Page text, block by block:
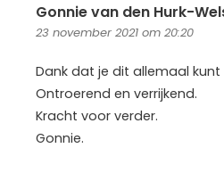
Gonnie van den Hurk-
23 november 2021 om 20:20
Dank dat je dit allemaal kunt
Ontroerend en verrijkend.
Kracht voor verder.
Gonnie.